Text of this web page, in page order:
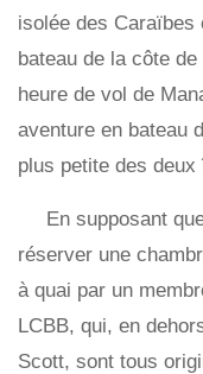
isolée des
bateau de la côte
heure de vol de
aventure en bateau
plus petite des
En supposant
réserver une
à quai par un
LCBB, qui, en
Scott, sont tous